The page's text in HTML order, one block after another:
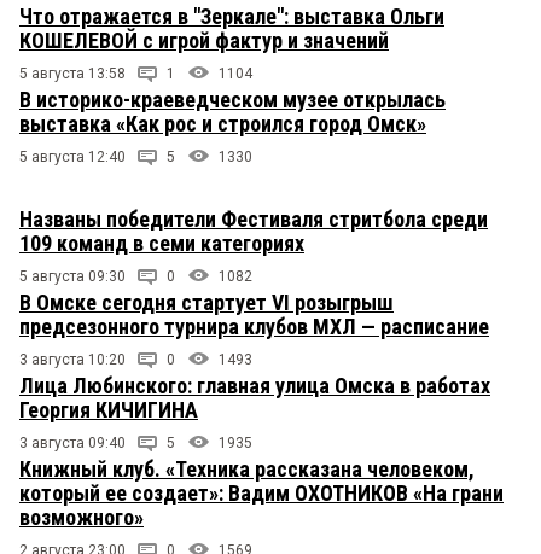
Что отражается в "Зеркале": выставка Ольги
КОШЕЛЕВОЙ с игрой фактур и значений
5 августа 13:58 1 1104
В историко-краеведческом музее открылась
выставка «Как рос и строился город Омск»
5 августа 12:40 5 1330
Названы победители Фестиваля стритбола среди
109 команд в семи категориях
5 августа 09:30 0 1082
В Омске сегодня стартует VI розыгрыш
предсезонного турнира клубов МХЛ — расписание
3 августа 10:20 0 1493
Лица Любинского: главная улица Омска в работах
Георгия КИЧИГИНА
3 августа 09:40 5 1935
Книжный клуб. «Техника рассказана человеком,
который ее создает»: Вадим ОХОТНИКОВ «На грани
возможного»
2 августа 23:00 0 1569